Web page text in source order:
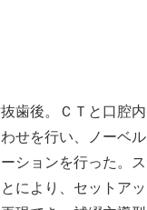
歯後。ＣＴと口腔内
せを行い、ノーベル
ションを行った。ス
により、セットアッ